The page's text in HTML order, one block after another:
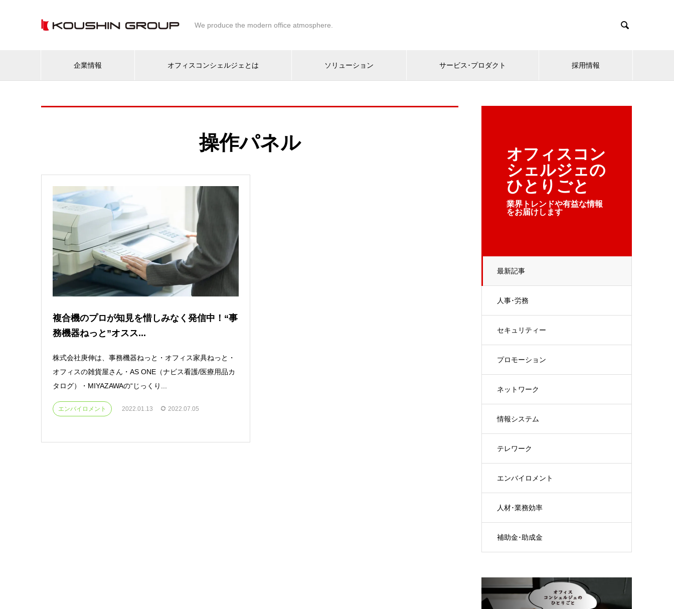
We produce the modern office atmosphere. 
企業情報 オフィスコンシェルジェとは ソリューション サービス･プロダクト 採用情報
オフィスコン
シェルジェの
ひとりごと
業界トレンドや有益な情報
をお届けします
最新記事
人事･労務
セキュリティー
プロモーション
ネットワーク
情報システム
テレワーク
エンバイロメント
人材･業務効率
補助金･助成金
操作パネル
複合機のプロが知見を惜しみなく発信中！“事
務機器ねっと”オスス...
株式会社庚伸は、事務機器ねっと・オフィス家具ねっと・
オフィスの雑貨屋さん・AS ONE（ナビス看護/医療用品カ
タログ）・MIYAZAWAの“じっくり...
エンバイロメント 2022.01.13 2022.07.05